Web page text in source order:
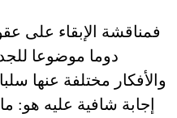
فمناقشة الإبقاء على
دوما موضوعا
والأفكار مختلفة عنها سلبا
إجابة شافية عليه هو: